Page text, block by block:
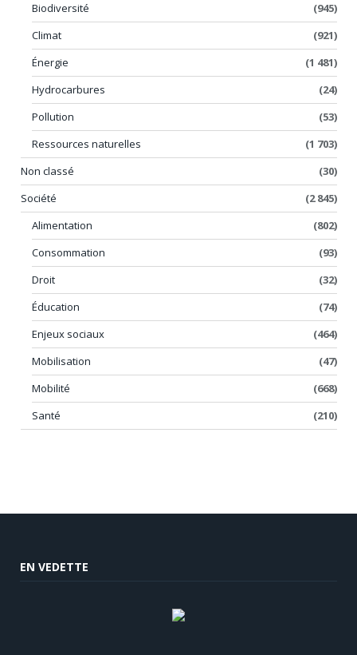
Biodiversité
(945)
Climat
(921)
Énergie
(1 481)
Hydrocarbures
(24)
Pollution
(53)
Ressources naturelles
(1 703)
Non classé
(30)
Société
(2 845)
Alimentation
(802)
Consommation
(93)
Droit
(32)
Éducation
(74)
Enjeux sociaux
(464)
Mobilisation
(47)
Mobilité
(668)
Santé
(210)
EN VEDETTE